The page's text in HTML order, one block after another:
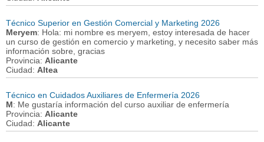
Técnico Superior en Gestión Comercial y Marketing 2026
Meryem: Hola: mi nombre es meryem, estoy interesada de hacer
un curso de gestión en comercio y marketing, y necesito saber más
información sobre, gracias
Provincia: Alicante
Ciudad: Altea
Técnico en Cuidados Auxiliares de Enfermería 2026
M: Me gustaría información del curso auxiliar de enfermería
Provincia: Alicante
Ciudad: Alicante